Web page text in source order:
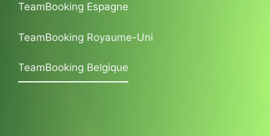
TeamBooking Espagne
TeamBooking Royaume-Uni
TeamBooking Belgique